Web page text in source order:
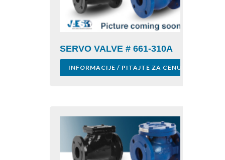
SERVO VALVE # 661-310A
INFORMACIJE / PITAJTE ZA CENU